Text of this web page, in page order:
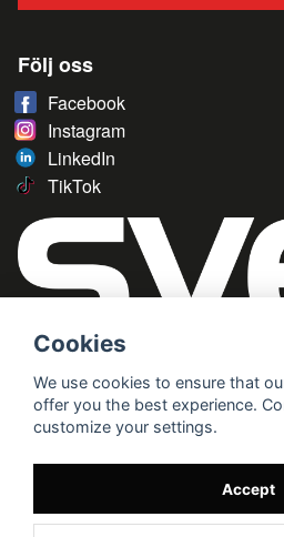
Följ oss
Facebook
Instagram
LinkedIn
TikTok
Cookies
We use cookies to ensure that
offer you the best experience.
customize your settings.
Accept